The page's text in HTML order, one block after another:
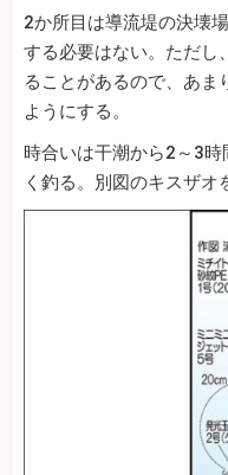
2か所目は導流堤の決壊
する必要はない。ただし
ることがあるので、あま
ようにする。
時合いは干潮から2～3
く釣る。別図のキスザオ